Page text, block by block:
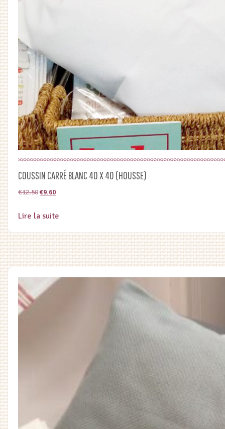
COUSSIN CARRÉ BLANC 40 X 40 (HOUSSE)
€12.50Le
initial
€12.50.
€9.60Le
actuel
€9.60.
Lire la suite